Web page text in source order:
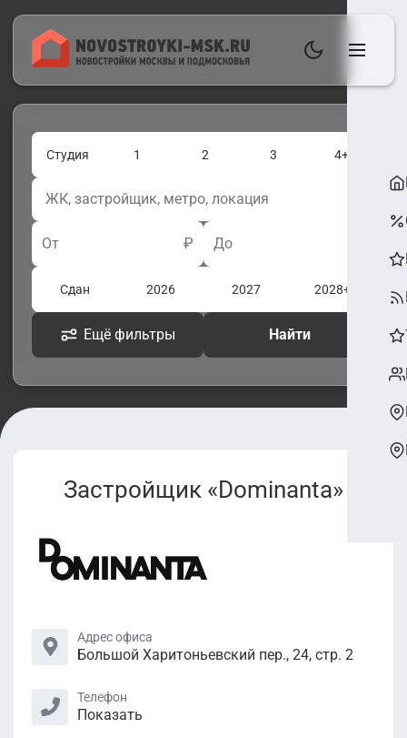
Студия 1 2 3 4+
От ₽ До
Сдан 2026 2027 2028+
Ещё фильтры Найти
Застройщик «Dominanta»
Адрес офиса
Большой Харитоньевский пер., 24, стр. 2
Телефон
Показать